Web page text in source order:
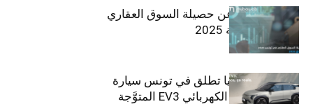
مبوب تكشف عن حصيلة السوق العقاري
في تونس لسنة 2025
سيتي كارز – كيا تطلق في تونس سيارة
الـدفع الرباعي الكهربائي EV3 المتوَّجة